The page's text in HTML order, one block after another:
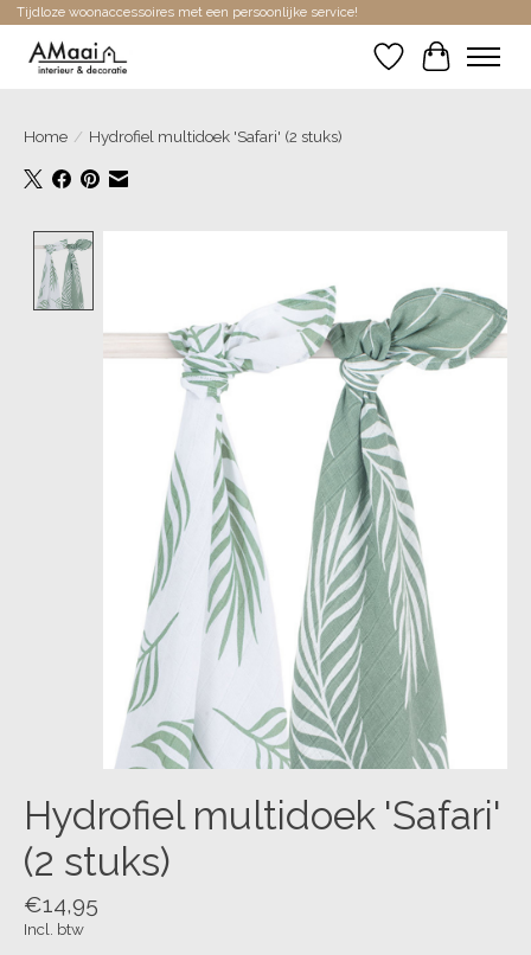
Tijdloze woonaccessoires met een persoonlijke service!
Verlanglijst
Home / Hydrofiel multidoek 'Safari' (2 stuks)
Hydrofiel multidoek 'Safari'
(2 stuks)
€14,95
Incl. btw